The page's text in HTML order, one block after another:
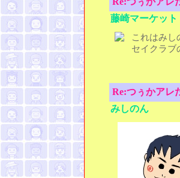
藤崎マーケット
これはみし
セイクラブ
Re:つぅかアレ
みしのん